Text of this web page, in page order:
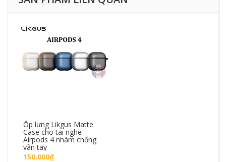
Ốp lưng Likgus Matte
Case cho tai nghe
Airpods 4 nhám chống
vân tay
150.000₫